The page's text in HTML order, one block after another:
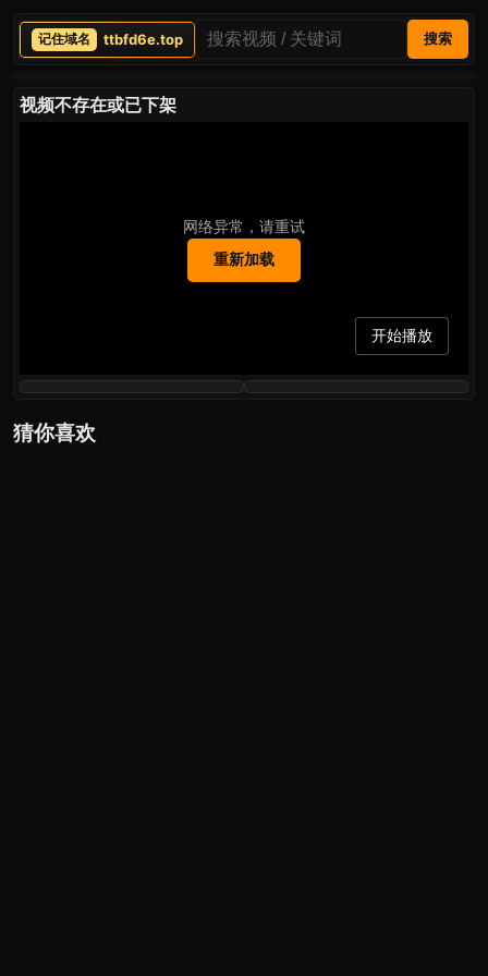
ttbfd6e.top 搜索
视频不存在或已下架
网络异常，请重试
重新加载
开始播放
猜你喜欢